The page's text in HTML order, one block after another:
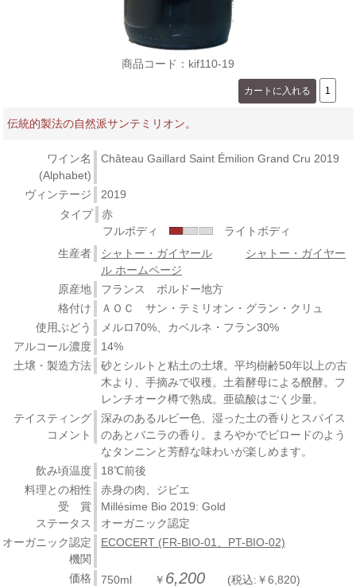
商品コード：kif110-19
伝統的製法の自然派サンテミリオン。
ワイン名
(Alphabet)
Château Gaillard Saint Émilion Grand Cru 2019
ヴィンテージ
2019
タイプ
赤
フルボディ
ライトボディ
生産者
シャトー・ガイヤール
シャトー・ガイヤー
ル ホームページ
原産地
フランス ボルドー地方
格付け
ＡＯＣ サン・テミリオン・グラン・クリュ
使用ぶどう
メルロ70%、カベルネ・フラン30%
アルコール濃度
14%
土壌・製造方法
砂とシルトと粘土の土壌。平均樹齢50年以上の古
木より、手摘みで収穫。土着酵母による醗酵。フ
レンチオーク樽で熟成。亜硫酸はごく少量。
テイスティング
コメント
深みのあるルビー色、湿った土の香りとスパイス
のあとバニラの香り。まろやかでビロードのよう
なタンニンと芳醇な味わいが楽しめます。
飲み頃温度
18℃前後
料理との相性
赤身の肉、ジビエ
受 賞
Millésime Bio 2019: Gold
ステータス
オーガニック認定
オーガニック認定
機関
ECOCERT (FR-BIO-01、PT-BIO-02)
価格 750ml ￥ 6,200 (税込:￥6,820)